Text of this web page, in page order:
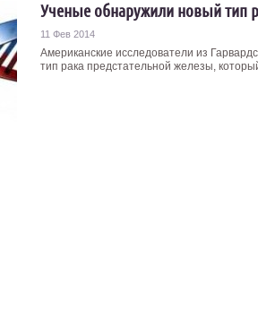
Ученые обнаружили новый тип
11 Фев 2014
Американские исследователи из
тип рака предстательной железы,